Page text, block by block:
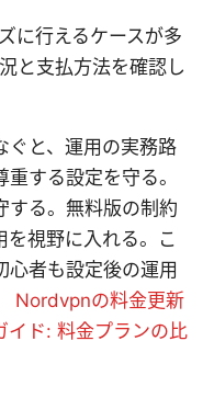
に行えるケースが多
と支払方法を確認し
ぐと、運用の実務路
する設定を守る。
する。無料版の制約
視野に入れる。こ
心者も設定後の運用
Nordvpnの料金更新
イド: 料金プランの比